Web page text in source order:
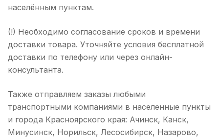
населённым пунктам.
(!) Необходимо согласование сроков и времени
доставки товара. Уточняйте условия бесплатной
доставки по телефону или через онлайн-
консультанта.
Также отправляем заказы любыми
транспортными компаниями в населенные пункты
и города Красноярского края: Ачинск, Канск,
Минусинск, Норильск, Лесосибирск, Назарово,